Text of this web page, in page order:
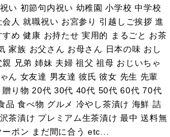
い 初節句内祝い 幼稚園 小学校 中学校
人 就職祝い お宮参り 引越しご挨拶 進
め 健康 お持たせ 実用的 まるごと お茶
家族 お父さん お母さん 日本の味 おし
親 兄弟 姉妹 夫婦 祖父 祖母 おじいちゃ
ん 女友達 男友達 彼氏 彼女 先生 先輩
贈り物 20代 30代 40代 50代 60代 70代
品 食べ物 グルメ 冷やし茶漬け 海鮮 詰
茶漬け プレミアム生茶漬け 最中 送料無
ポン まだ間に合う etc...